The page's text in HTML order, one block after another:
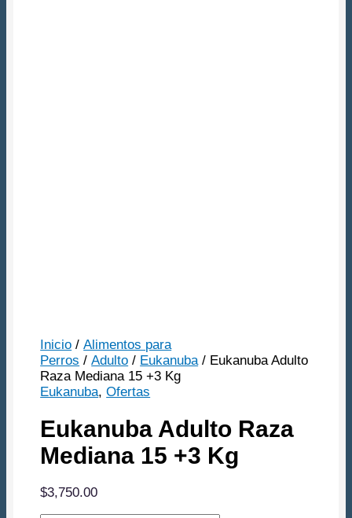
Inicio /Alimentos para
Perros /Adulto / Eukanuba / Eukanuba Adulto
Raza Mediana 15 +3 Kg
Eukanuba,Ofertas
Eukanuba Adulto Raza
Mediana 15 +3 Kg
$3,750.00